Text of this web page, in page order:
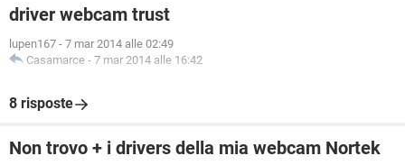
driver webcam trust
lupen167 - 7 mar 2014 alle 02:49
Casamarce - 7 mar 2014 alle 16:42
8 risposte
Non trovo + i drivers della mia webcam Nortek